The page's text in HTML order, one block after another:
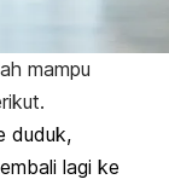
mampu
duduk,
lagi ke